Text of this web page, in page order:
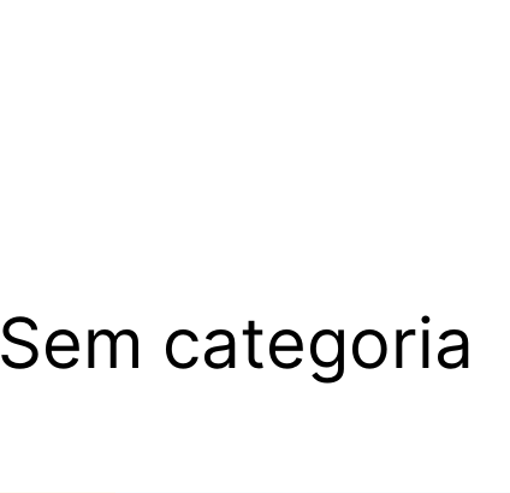
Sem categoria